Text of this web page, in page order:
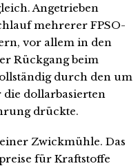
Angetrieben
mehrerer FPSO-
vor allem in den
Rückgang beim
durch den um
die dollarbasierten
drückte.
Zwickmühle. Das
für Kraftstoffe